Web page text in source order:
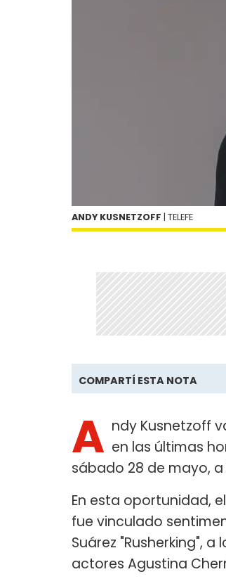
ANDY KUSNETZOFF | TELEFE
COMPARTÍ ESTA NOTA
A ndy Kusnetzoff
en las últimas
sábado 28 de mayo, a
En esta oportunidad,
fue vinculado
Suárez "Rusherking",
actores Agustina